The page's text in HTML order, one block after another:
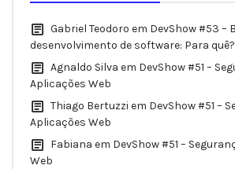
Gabriel Teodoro em DevShow #53 –
desenvolvimento de software: Para quê?
Agnaldo Silva em DevShow #51 –
Aplicações Web
Thiago Bertuzzi em DevShow #51 –
Aplicações Web
Fabiana em DevShow #51 –
Web